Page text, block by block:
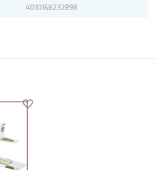
4010168232898